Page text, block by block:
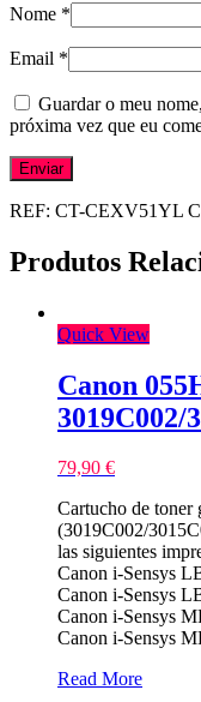
Nome *
Email *
Guardar o meu
próxima vez que eu
REF: CT-CEXV51YL
Produtos
Quick View
Canon
3019C002/
79,90 €
Cartucho de toner
(3019C002/
las siguientes
Canon i-Sensys
Canon i-Sensys
Canon i-Sensys
Canon i-Sensys
Canon
Read More